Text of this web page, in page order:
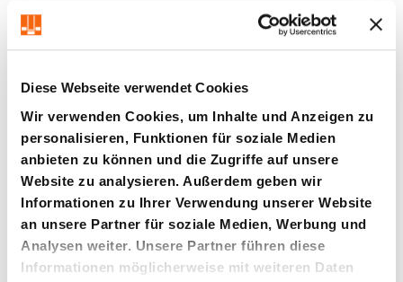
Diese Webseite verwendet Cookies
Wir verwenden Cookies, um Inhalte und Anzeigen zu
personalisieren, Funktionen für soziale Medien
anbieten zu können und die Zugriffe auf unsere
Website zu analysieren. Außerdem geben wir
Informationen zu Ihrer Verwendung unserer Website
an unsere Partner für soziale Medien, Werbung und
Analysen weiter. Unsere Partner führen diese
Informationen möglicherweise mit weiteren Daten
2960.71. Gleitplatte,
Bronze mit
Festschmierstoff,
VDI 3357
2960.72. Gleitplatte,
kleine Abmessung,
Festschmierstoff